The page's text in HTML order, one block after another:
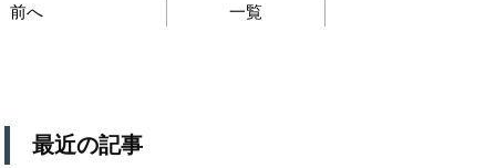
前へ 一覧
最近の記事